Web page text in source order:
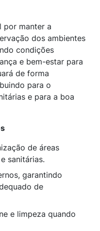
por manter a
dos ambientes
condições
e bem-estar para
de forma
para o
e para a boa
de áreas
sanitárias.
garantindo
de
e limpeza quando